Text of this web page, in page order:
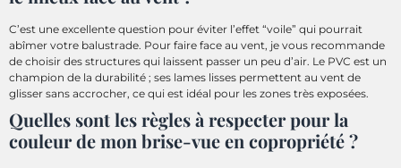
C’est une excellente question pour éviter l’effet “voile” qui pourrait
abîmer votre balustrade. Pour faire face au vent, je vous recommande
de choisir des structures qui laissent passer un peu d’air. Le PVC est un
champion de la durabilité ; ses lames lisses permettent au vent de
glisser sans accrocher, ce qui est idéal pour les zones très exposées.
Quelles sont les règles à respecter pour la
couleur de mon brise-vue en copropriété ?